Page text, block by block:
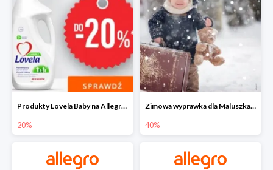
Produkty Lovela Baby na Allegro do -20%
20%
Zimowa wyprawka dla Maluszka na Allegro do -40%
40%